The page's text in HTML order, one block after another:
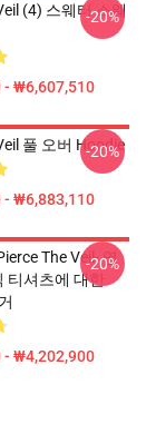
(4) 스웨터 스웨
₩6,607,510
-20%
풀 오버 Hoodie
₩6,883,110
-20%
The Veil- 영
티셔츠에 대한
₩4,202,900
-20%